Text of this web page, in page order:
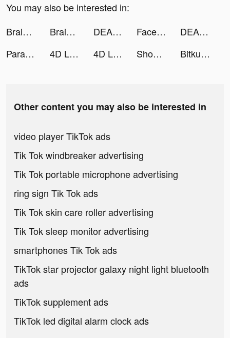
You may also be interested in:
Brain Out -Tricky riddle games tiktok ads
Brain Out -Tricky riddle games tiktok ads DEAD TARGET: Offline - Shooting Games tiktok ads Facetory: Face Yoga & Exercise tiktok ads
DEAD TARGET: Offline - Shooting Games tiktok ads
Parallax 3D Live Wallpaper tiktok ads
4D Live Video Wallpaper tiktok ads 4D Live Video Wallpaper tiktok ads Shonen Jump Manga & Comics tiktok ads Bitkub : Buy & Sell Bitcoin tiktok ads
Other content you may also be interested in
video player TikTok ads
Tik Tok windbreaker advertising
Tik Tok portable microphone advertising
ring sign Tik Tok ads
Tik Tok skin care roller advertising
Tik Tok sleep monitor advertising
smartphones Tik Tok ads
TikTok star projector galaxy night light bluetooth
ads
TikTok supplement ads
TikTok led digital alarm clock ads